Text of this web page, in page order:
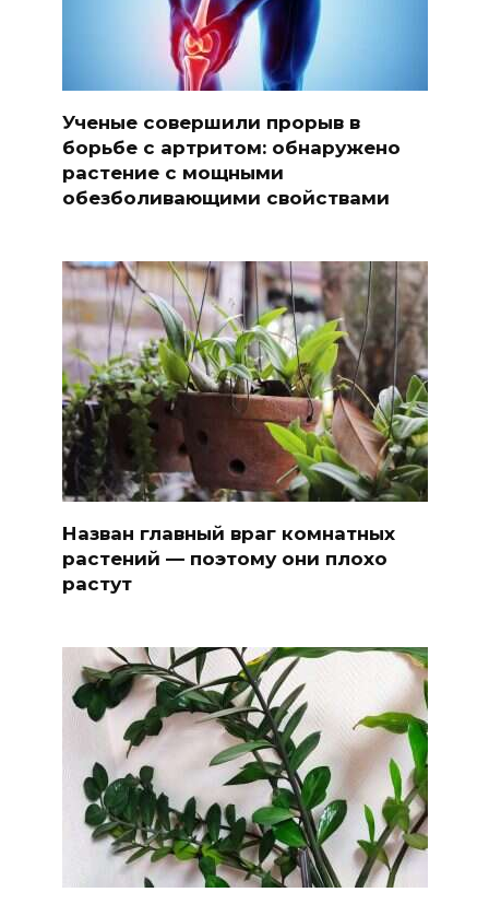
Ученые совершили прорыв в
борьбе с артритом: обнаружено
растение с мощными
обезболивающими свойствами
Назван главный враг комнатных
растений — поэтому они плохо
растут